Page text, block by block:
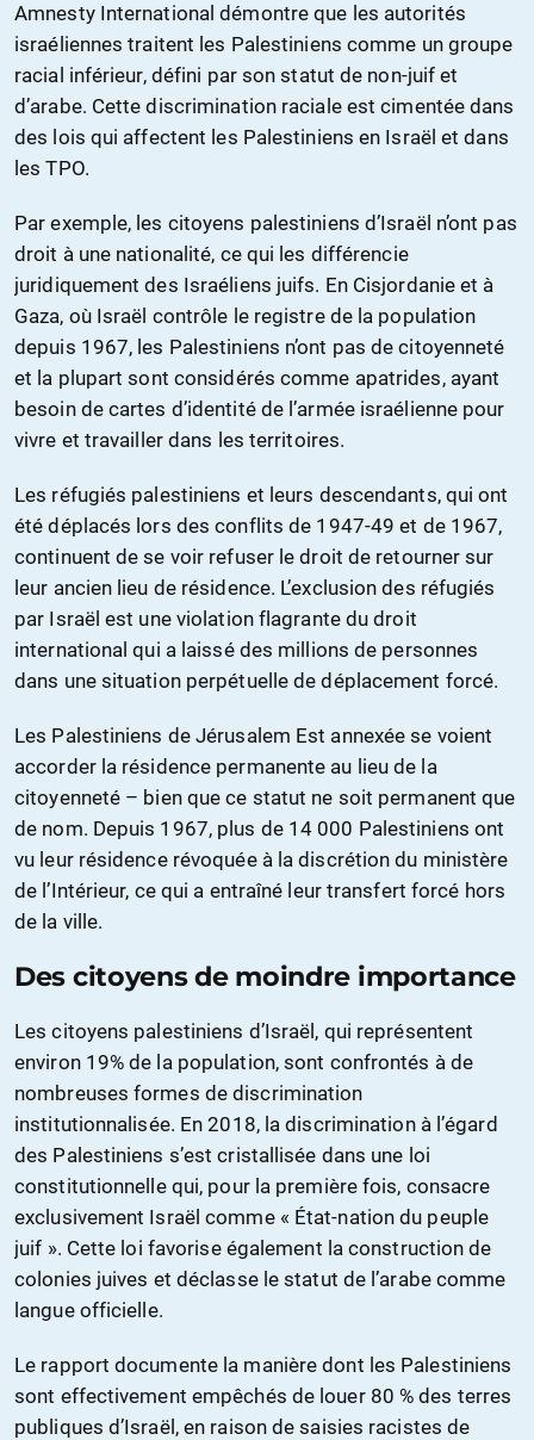
Amnesty International démontre que les autorités
israéliennes traitent les Palestiniens comme un groupe
racial inférieur, défini par son statut de non-juif et
d’arabe. Cette discrimination raciale est cimentée dans
des lois qui affectent les Palestiniens en Israël et dans
les TPO.
Par exemple, les citoyens palestiniens d’Israël n’ont pas
droit à une nationalité, ce qui les différencie
juridiquement des Israéliens juifs. En Cisjordanie et à
Gaza, où Israël contrôle le registre de la population
depuis 1967, les Palestiniens n’ont pas de citoyenneté
et la plupart sont considérés comme apatrides, ayant
besoin de cartes d’identité de l’armée israélienne pour
vivre et travailler dans les territoires.
Les réfugiés palestiniens et leurs descendants, qui ont
été déplacés lors des conflits de 1947-49 et de 1967,
continuent de se voir refuser le droit de retourner sur
leur ancien lieu de résidence. L’exclusion des réfugiés
par Israël est une violation flagrante du droit
international qui a laissé des millions de personnes
dans une situation perpétuelle de déplacement forcé.
Les Palestiniens de Jérusalem Est annexée se voient
accorder la résidence permanente au lieu de la
citoyenneté – bien que ce statut ne soit permanent que
de nom. Depuis 1967, plus de 14 000 Palestiniens ont
vu leur résidence révoquée à la discrétion du ministère
de l’Intérieur, ce qui a entraîné leur transfert forcé hors
de la ville.
Des citoyens de moindre importance
Les citoyens palestiniens d’Israël, qui représentent
environ 19% de la population, sont confrontés à de
nombreuses formes de discrimination
institutionnalisée. En 2018, la discrimination à l’égard
des Palestiniens s’est cristallisée dans une loi
constitutionnelle qui, pour la première fois, consacre
exclusivement Israël comme « État-nation du peuple
juif ». Cette loi favorise également la construction de
colonies juives et déclasse le statut de l’arabe comme
langue officielle.
Le rapport documente la manière dont les Palestiniens
sont effectivement empêchés de louer 80 % des terres
publiques d’Israël, en raison de saisies racistes de